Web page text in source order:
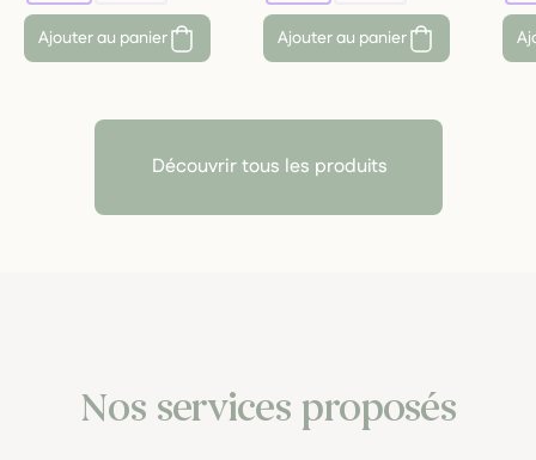
Ajouter au panier Ajouter au panier
Découvrir tous les produits
Nos services proposés